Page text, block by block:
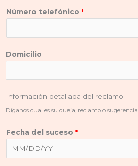
Número telefónico *
Domicilio
Información detallada del reclamo
Díganos cual es su queja, reclamo o sugerencia
Fecha del suceso *